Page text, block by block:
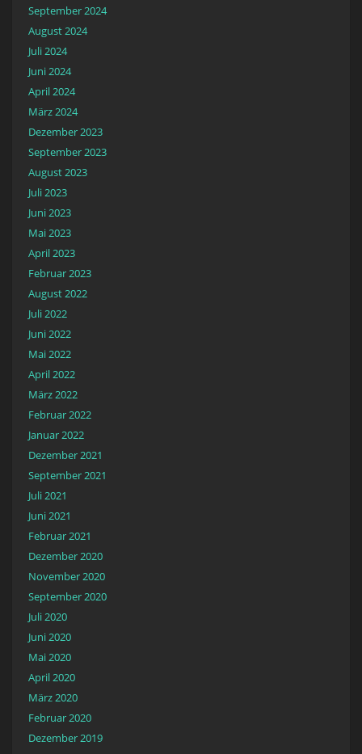
September 2024
August 2024
Juli 2024
Juni 2024
April 2024
März 2024
Dezember 2023
September 2023
August 2023
Juli 2023
Juni 2023
Mai 2023
April 2023
Februar 2023
August 2022
Juli 2022
Juni 2022
Mai 2022
April 2022
März 2022
Februar 2022
Januar 2022
Dezember 2021
September 2021
Juli 2021
Juni 2021
Februar 2021
Dezember 2020
November 2020
September 2020
Juli 2020
Juni 2020
Mai 2020
April 2020
März 2020
Februar 2020
Dezember 2019